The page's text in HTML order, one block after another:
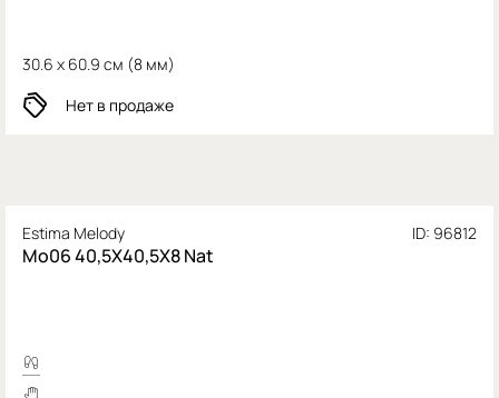
30.6 x 60.9 см (8 мм)
Нет в продаже
Estima Melody ID: 96812
Mo06 40,5X40,5X8 Nat